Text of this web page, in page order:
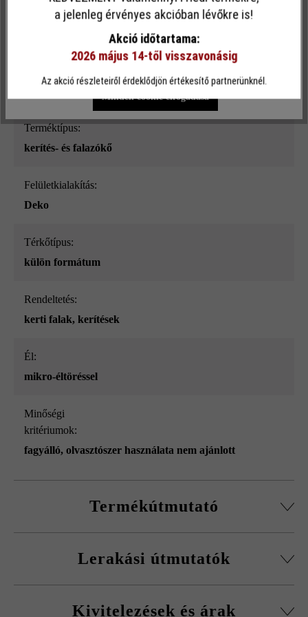
Felületi struktúra:
ezüstszürke nüansz-árnyalt_ModulusPur
Terméktípus:
kerítés- és falazókő
Felületkialakítás:
Deko
Térkőtípus:
külön formátum
Rendeltetés:
kerti falak, kerítések
él:
mikro-éltöréssel
Minőségi
kritériumok:
fagyálló, olvasztószer használata nem ajánlott
Termékútmutató
kövekkel, sarokkő-szettel és fedőlapokkal.
Falakhoz és kerítésekhez, valamint előfalazáshoz
Lerakási útmutatók
kitöltőbeton javasolt betonminőségét.
Kivitelezések és árak
Ez a webhely cookie-kat használ, hogy a lehető legjobb
funkcionalitást kínálja Önnek...További információ
Egyéni beállítások Csak funkcionális cookie elfogadása
Minden cookie elfogadása
a jelenleg érvényes akcióban lévőkre is!
Akció időtartama:
2026 május 14-től visszavonásig
Az akció részleteiről érdeklődjön értékesítő partnerünknél.